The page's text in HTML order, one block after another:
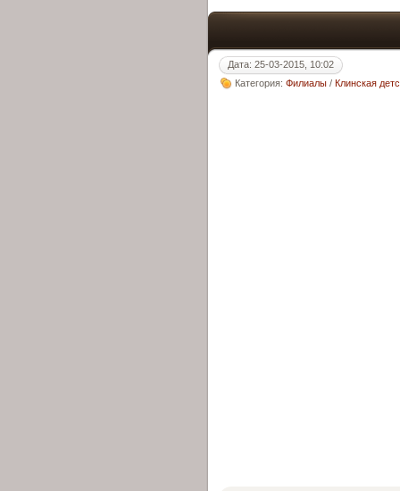
Дата: 25-03-2015, 10:02
Категория: Филиалы / Клинская